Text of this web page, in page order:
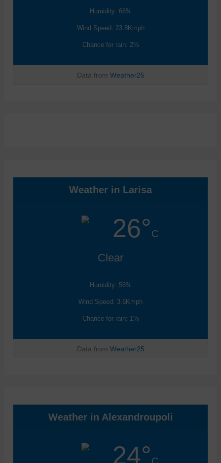
Humidity: 66%
Wind Speed: 23.8Kmph
Chance for rain: 2%
Data from Weather25
Weather in Larisa
26°C
Clear
Humidity: 56%
Wind Speed: 3.6Kmph
Chance for rain: 1%
Data from Weather25
Weather in Alexandroupoli
24°